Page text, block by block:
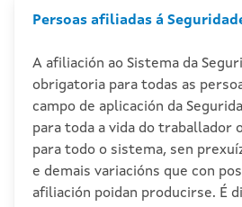
Persoas afiliadas á
A afiliación ao Sistema da
obrigatoria para todas as
campo de aplicación da
para toda a vida do traballador
para todo o sistema, sen
e demais variacións que con
afiliación poidan producirse. É